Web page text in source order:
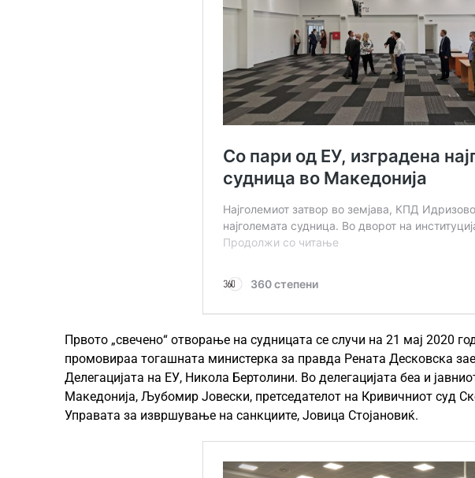
Првото „свечено“ отворање на судницата се случи на 21 мај 2020
промовираа тогашната министерка за правда Рената Десковска
Делегацијата на ЕУ, Никола Бертолини. Во делегацијата беа и
Македонија, Љубомир Јовески, претседателот на Кривичниот суд
Управата за извршување на санкциите, Јовица Стојановиќ.